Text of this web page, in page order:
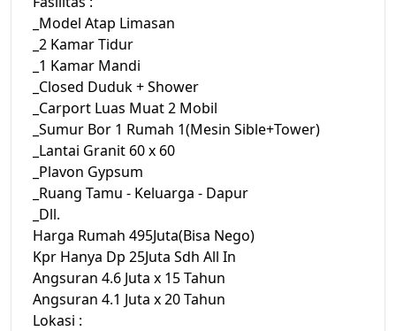
_Model Atap Limasan
_2 Kamar Tidur
_1 Kamar Mandi
_Closed Duduk + Shower
_Carport Luas Muat 2 Mobil
_Sumur Bor 1 Rumah 1(Mesin Sible+Tower)
_Lantai Granit 60 x 60
_Plavon Gypsum
_Ruang Tamu - Keluarga - Dapur
_Dll.
Harga Rumah 495Juta(Bisa Nego)
Kpr Hanya Dp 25Juta Sdh All In
Angsuran 4.6 Juta x 15 Tahun
Angsuran 4.1 Juta x 20 Tahun
Lokasi :